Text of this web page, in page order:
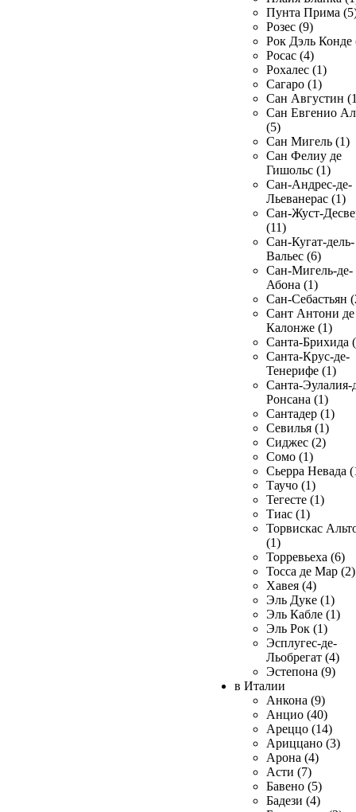
Пунта Прима
Розес (9)
Рок Дэль Конде
Росас (4)
Рохалес (1)
Сагаро (1)
Сан Августин
Сан Евгенио
(5)
Сан Мигель (1)
Сан Фелиу де
Гишольс (1)
Сан-Андрес-де-
Льеванерас (1)
Сан-Жуст-
(11)
Сан-Кугат-дель-
Вальес (6)
Сан-Мигель-де-
Абона (1)
Сан-Себастьян
Сант Антони де
Калонже (1)
Санта-Брихида
Санта-Крус-де-
Тенерифе (1)
Санта-Эулалия-
Ронсана (1)
Сантадер (1)
Севилья (1)
Сиджес (2)
Сомо (1)
Сьерра Невада
Таучо (1)
Тегесте (1)
Тиас (1)
Торвискас
(1)
Торревьеха (6)
Тосса де Мар (2)
Хавея (4)
Эль Дуке (1)
Эль Кабле (1)
Эль Рок (1)
Эсплугес-де-
Льобрегат (4)
Эстепона (9)
в Италии
Анкона (9)
Анцио (40)
Ареццо (14)
Ариццано (3)
Арона (4)
Асти (7)
Бавено (5)
Бадези (4)